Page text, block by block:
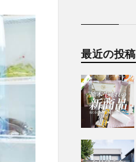
最近の投稿